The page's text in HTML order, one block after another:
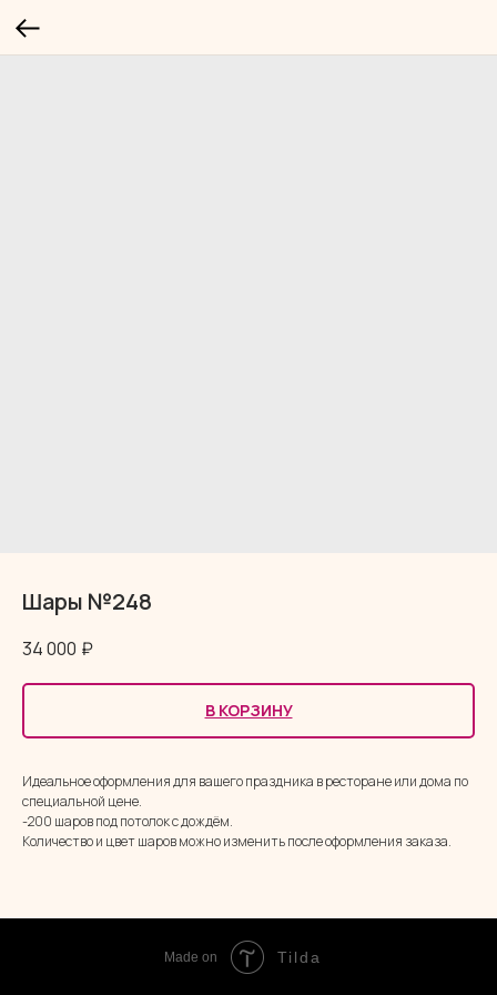
Шары №248
34 000 ₽
В КОРЗИНУ
Идеальное оформления для вашего праздника в ресторане или дома по
специальной цене.
-200 шаров под потолок с дождём.
Количество и цвет шаров можно изменить после оформления заказа.
Made on Tilda